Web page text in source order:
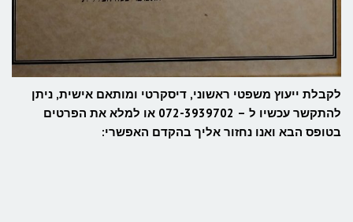
לקבלת ייעוץ משפטי ראשוני, דיסקרטי ומותאם אישית, ניתן
להתקשר עכשיו ל – 072-3939702 או למלא את הפרטים
בטופס הבא ואנו נחזור אליך בהקדם האפשרי: